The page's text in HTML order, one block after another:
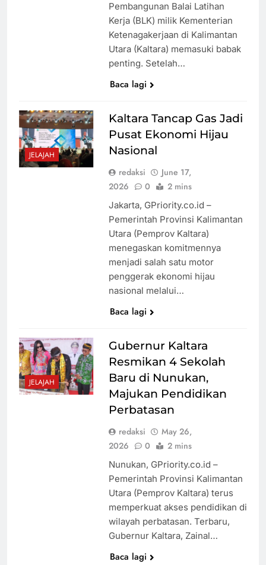
Pembangunan Balai Latihan
Kerja (BLK) milik Kementerian
Ketenagakerjaan di Kalimantan
Utara (Kaltara) memasuki babak
penting. Setelah…
Baca lagi
JELAJAH
Kaltara Tancap Gas Jadi
Pusat Ekonomi Hijau
Nasional
redaksi
June 17,
2026
0 2 mins
Jakarta, GPriority.co.id –
Pemerintah Provinsi Kalimantan
Utara (Pemprov Kaltara)
menegaskan komitmennya
menjadi salah satu motor
penggerak ekonomi hijau
nasional melalui…
Baca lagi
JELAJAH
Gubernur Kaltara
Resmikan 4 Sekolah
Baru di Nunukan,
Majukan Pendidikan
Perbatasan
redaksi
May 26,
2026
0 2 mins
Nunukan, GPriority.co.id –
Pemerintah Provinsi Kalimantan
Utara (Pemprov Kaltara) terus
memperkuat akses pendidikan di
wilayah perbatasan. Terbaru,
Gubernur Kaltara, Zainal…
Baca lagi